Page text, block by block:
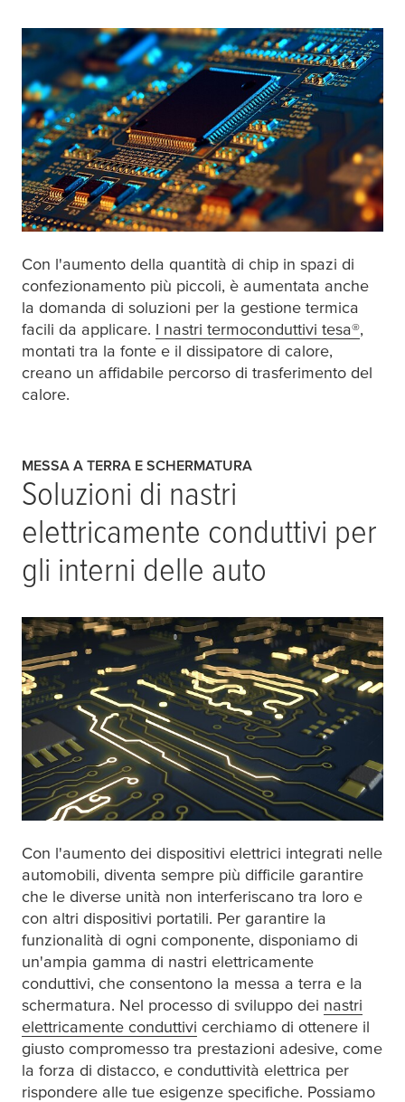
Con l'aumento della quantità di chip in spazi di
confezionamento più piccoli, è aumentata anche
la domanda di soluzioni per la gestione termica
facili da applicare. I nastri termoconduttivi tesa®,
montati tra la fonte e il dissipatore di calore,
creano un affidabile percorso di trasferimento del
calore.
MESSA A TERRA E SCHERMATURA
Soluzioni di nastri
elettricamente conduttivi per
gli interni delle auto
Con l'aumento dei dispositivi elettrici integrati nelle
automobili, diventa sempre più difficile garantire
che le diverse unità non interferiscano tra loro e
con altri dispositivi portatili. Per garantire la
funzionalità di ogni componente, disponiamo di
un'ampia gamma di nastri elettricamente
conduttivi, che consentono la messa a terra e la
schermatura. Nel processo di sviluppo dei nastri
elettricamente conduttivi cerchiamo di ottenere il
giusto compromesso tra prestazioni adesive, come
la forza di distacco, e conduttività elettrica per
rispondere alle tue esigenze specifiche. Possiamo